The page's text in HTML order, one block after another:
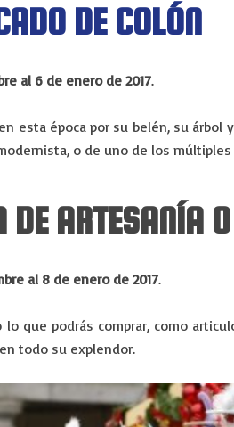
DE COLÓN
al 6 de enero de 2017.
esta época por su belén, su
o de uno de los
ARTESANÍA
al 8 de enero de 2017.
que podrás comprar, como
todo su explendor.